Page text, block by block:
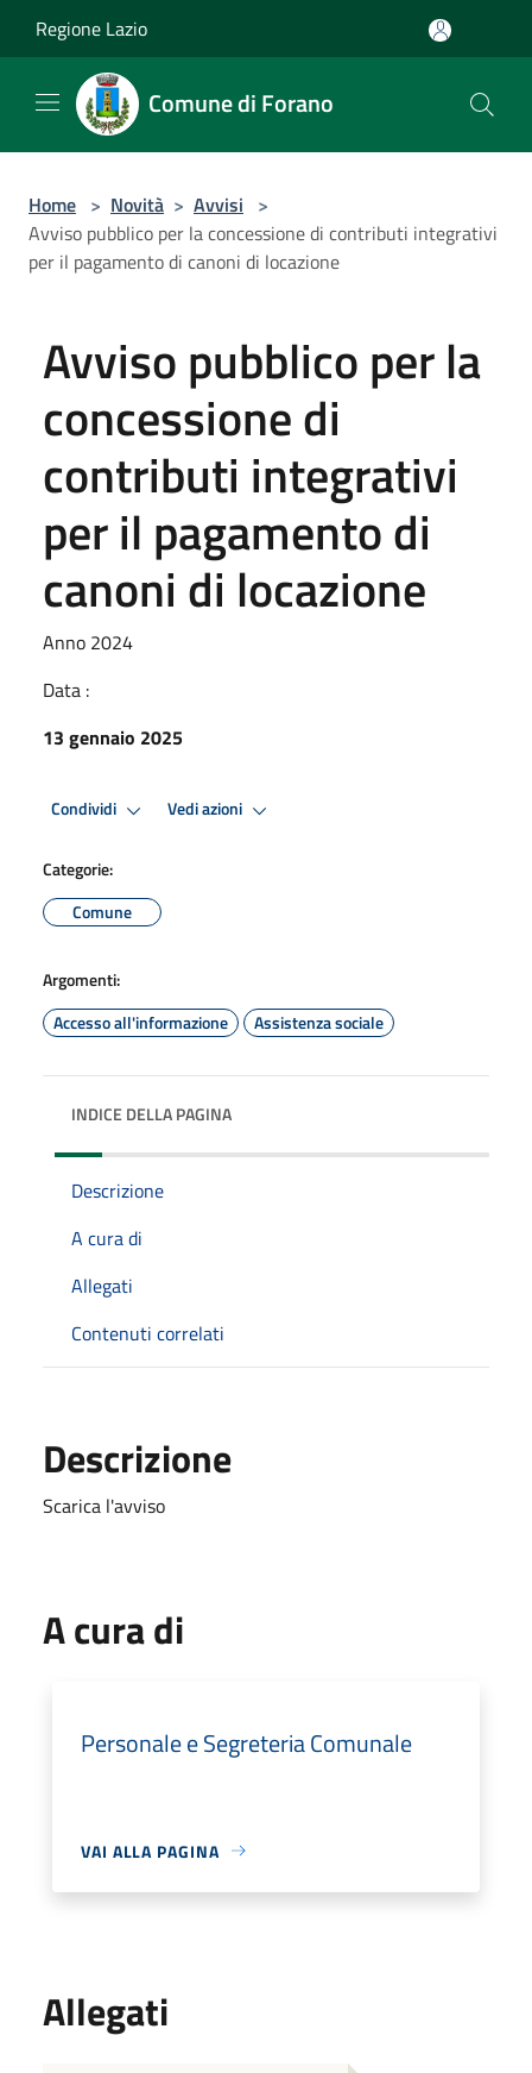
Regione Lazio
Comune di Forano
Home > Novità > Avvisi >
Avviso pubblico per la concessione di contributi integrativi
per il pagamento di canoni di locazione
Avviso pubblico per la
concessione di
contributi integrativi
per il pagamento di
canoni di locazione
Anno 2024
Data :
13 gennaio 2025
Condividi Vedi azioni
Categorie:
Comune
Argomenti:
Accesso all'informazione
Assistenza sociale
INDICE DELLA PAGINA
Descrizione
A cura di
Allegati
Contenuti correlati
Descrizione
Scarica l'avviso
A cura di
Personale e Segreteria Comunale
VAI ALLA PAGINA
Allegati